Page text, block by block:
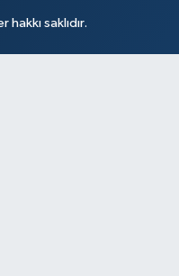
saklıdır.